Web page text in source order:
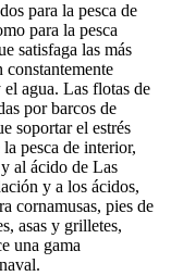
para la pesca de
para la pesca
satisfaga las más
constantemente
agua. Las flotas de
por barcos de
soportar el estrés
pesca de interior,
al ácido de Las
y a los ácidos,
cornamusas, pies de
asas y grilletes,
una gama